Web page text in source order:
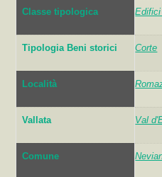
Classe tipologica
Tipologia Beni storici Corte
Località
Vallata Val
Comune